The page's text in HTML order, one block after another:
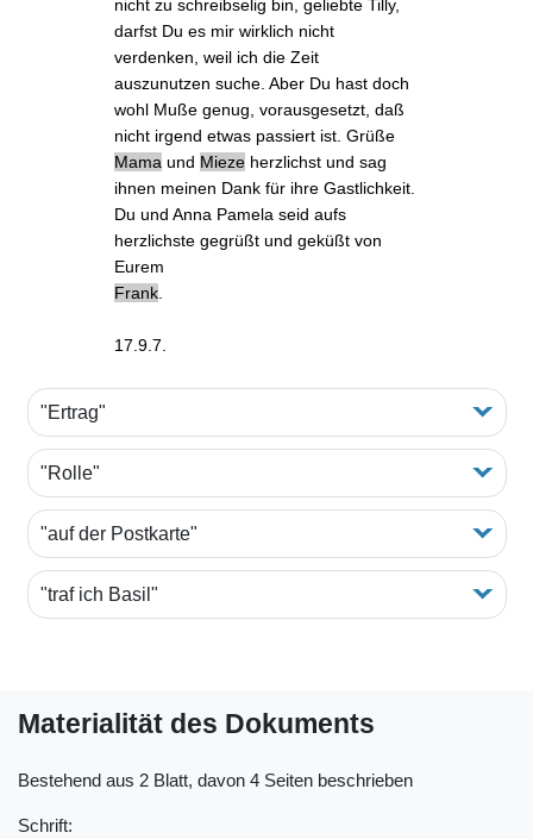
nicht zu schreibselig bin, geliebte Tilly,
darfst Du es mir wirklich nicht
verdenken, weil ich die Zeit
auszunutzen suche. Aber Du hast doch
wohl Muße genug, vorausgesetzt, daß
nicht irgend etwas passiert ist. Grüße
Mama und Mieze herzlichst und sag
ihnen meinen Dank für ihre Gastlichkeit.
Du und Anna Pamela seid aufs
herzlichste gegrüßt und geküßt von
Eurem
Frank
17.9.7.
"Ertrag"
"Rolle"
"auf der Postkarte"
"traf ich Basil"
Materialität des Dokuments
Bestehend aus 2 Blatt, davon 4 Seiten beschrieben
Schrift: